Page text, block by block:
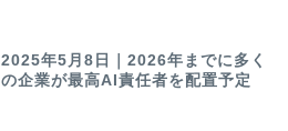
2025年5月8日｜2026年までに多く
の企業が最高AI責任者を配置予定